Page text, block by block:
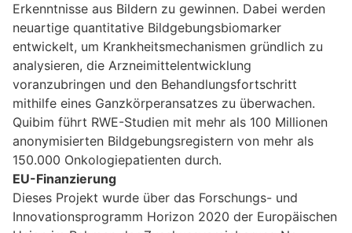
Erkenntnisse aus Bildern zu gewinnen. Dabei werden
neuartige quantitative Bildgebungsbiomarker
entwickelt, um Krankheitsmechanismen gründlich zu
analysieren, die Arzneimittelentwicklung
voranzubringen und den Behandlungsfortschritt
mithilfe eines Ganzkörperansatzes zu überwachen.
Quibim führt RWE-Studien mit mehr als 100 Millionen
anonymisierten Bildgebungsregistern von mehr als
150.000 Onkologiepatienten durch.
EU-Finanzierung
Dieses Projekt wurde über das Forschungs- und
Innovationsprogramm Horizon 2020 der Europäischen